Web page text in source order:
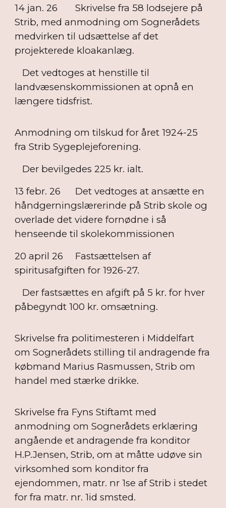
14 jan. 26
Skrivelse fra 58 lodsejere på
Strib, med anmodning om Sognerådets
medvirken til udsættelse af det
projekterede kloakanlæg.
Det vedtoges at henstille til
landvæsenskommissionen at opnå en
længere tidsfrist.
Anmodning om tilskud for året 1924-25
fra Strib Sygeplejeforening.
Der bevilgedes 225 kr. ialt.
13 febr. 26
Det vedtoges at ansætte en
håndgerningslærerinde på Strib skole og
overlade det videre fornødne i så
henseende til skolekommissionen
20 april 26
Fastsættelsen af
spiritusafgiften for 1926-27.
Der fastsættes en afgift på 5 kr. for hver
påbegyndt 100 kr. omsætning.
Skrivelse fra politimesteren i Middelfart
om Sognerådets stilling til andragende fra
købmand Marius Rasmussen, Strib om
handel med stærke drikke.
Skrivelse fra Fyns Stiftamt med
anmodning om Sognerådets erklæring
angående et andragende fra konditor
H.P.Jensen, Strib, om at måtte udøve sin
virksomhed som konditor fra
ejendommen, matr. nr 1se af Strib i stedet
for fra matr. nr. 1id smsted.